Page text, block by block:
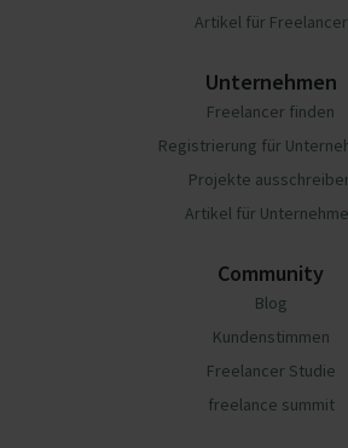
Artikel für Freelancer
Unternehmen
Freelancer finden
Registrierung für
Projekte
Artikel für
Community
Blog
Kundenstimmen
Freelancer Studie
freelance summit